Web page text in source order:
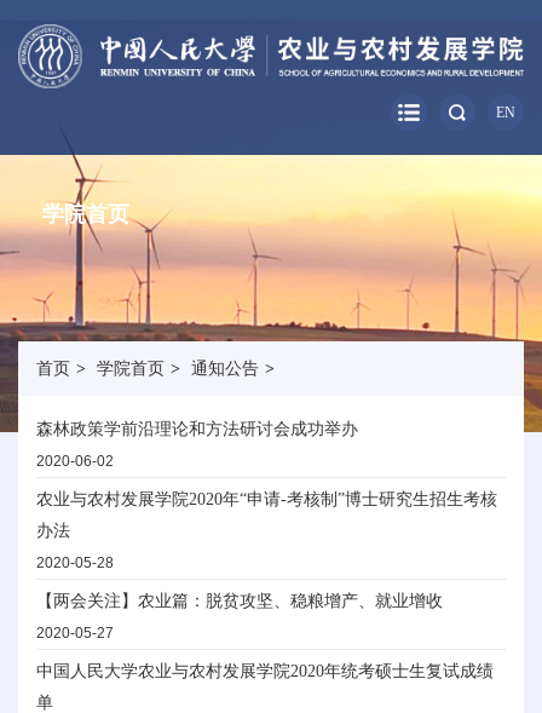
EN
学院首页
首页 > 学院首页 > 通知公告 >
森林政策学前沿理论和方法研讨会成功举办
2020-06-02
农业与农村发展学院2020年“申请-考核制”博士研究生招生考核
办法
2020-05-28
【两会关注】农业篇：脱贫攻坚、稳粮增产、就业增收
2020-05-27
中国人民大学农业与农村发展学院2020年统考硕士生复试成绩
单